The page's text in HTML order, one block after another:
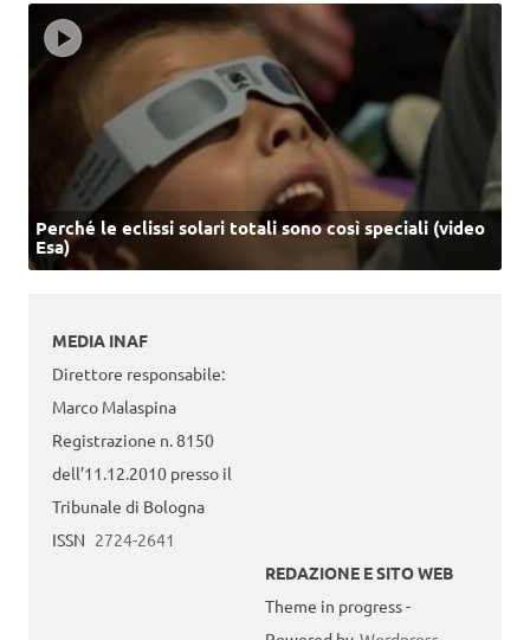
Perché le eclissi solari totali sono così speciali (video
Esa)
MEDIA INAF
Direttore responsabile:
Marco Malaspina
Registrazione n. 8150
dell’11.12.2010 presso il
Tribunale di Bologna
ISSN 2724-2641
REDAZIONE E SITO WEB
Theme in progress -